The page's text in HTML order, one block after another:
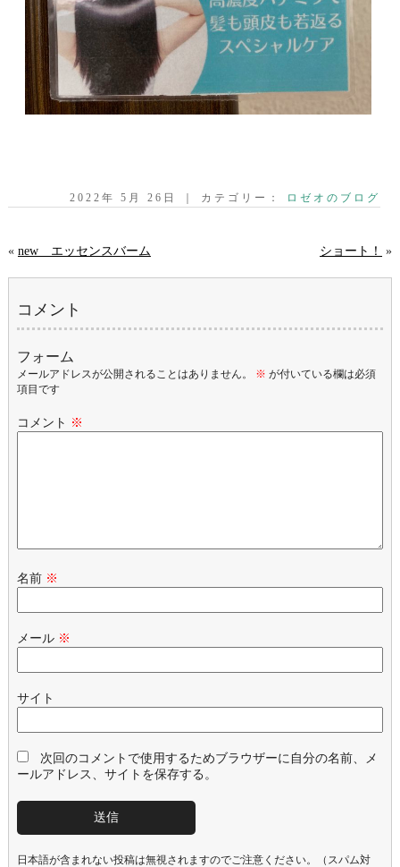
2022年 5月 26日 ｜ カテゴリー： ロゼオのブログ
« new エッセンスバーム ショート！ »
コメント
フォーム
メールアドレスが公開されることはありません。 ※ が付いている欄は必須
項目です
コメント ※
名前 ※
メール ※
サイト
次回のコメントで使用するためブラウザーに自分の名前、メ
ールアドレス、サイトを保存する。
日本語が含まれない投稿は無視されますのでご注意ください。（スパム対